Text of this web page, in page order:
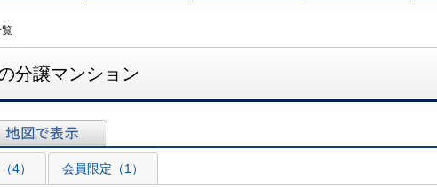
分譲マンション
表示
4） 会員限定（1）